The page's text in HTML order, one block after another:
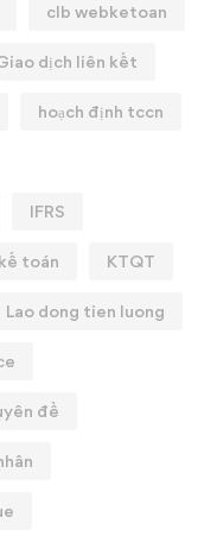
clb webketoan
dịch liên kết
hoạch định tccn
IFRS
toán KTQT
Lao dong tien luong
đề